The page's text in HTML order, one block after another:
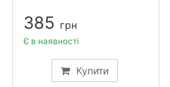
385 грн
Купити
Є в наявності